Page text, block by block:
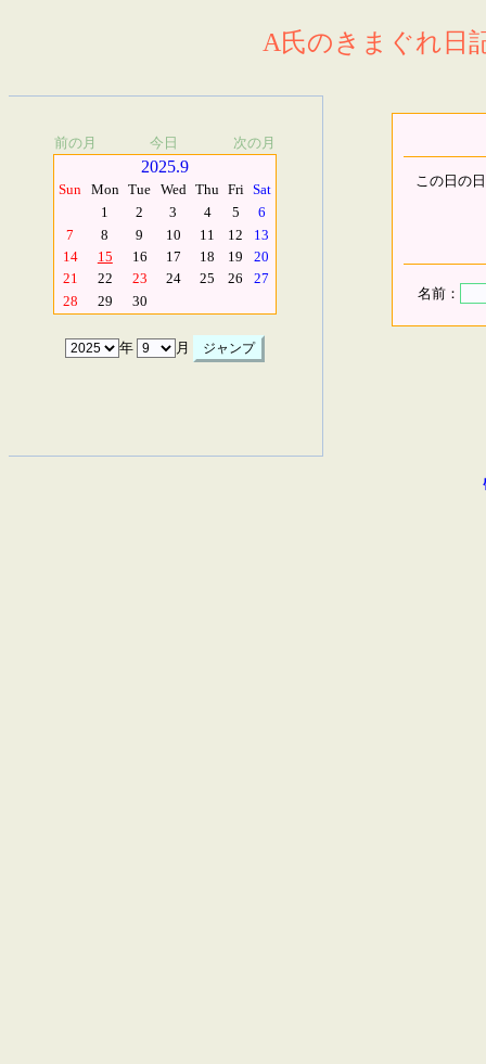
A氏のきまぐれ日
前の月 今日 次の月
2025.9
Sun Mon Tue Wed Thu Fri Sat
1
2 3 4 5
6
7
8 9 10 11 12
13
14
15 16 17 18 19
20
21
22 23 24 25 26
27
28
29 30
年 月
この日の
名前：